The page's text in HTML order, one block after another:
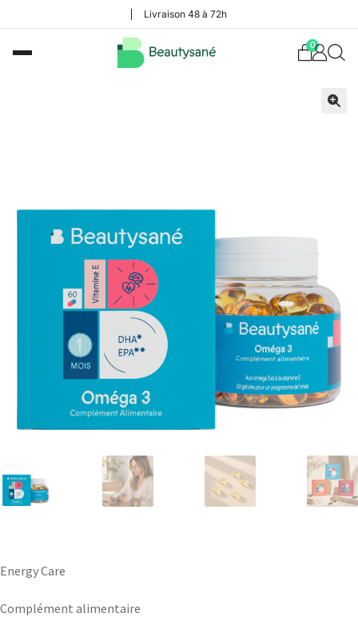
Livraison 48 à 72h
0
Energy Care
Complément alimentaire